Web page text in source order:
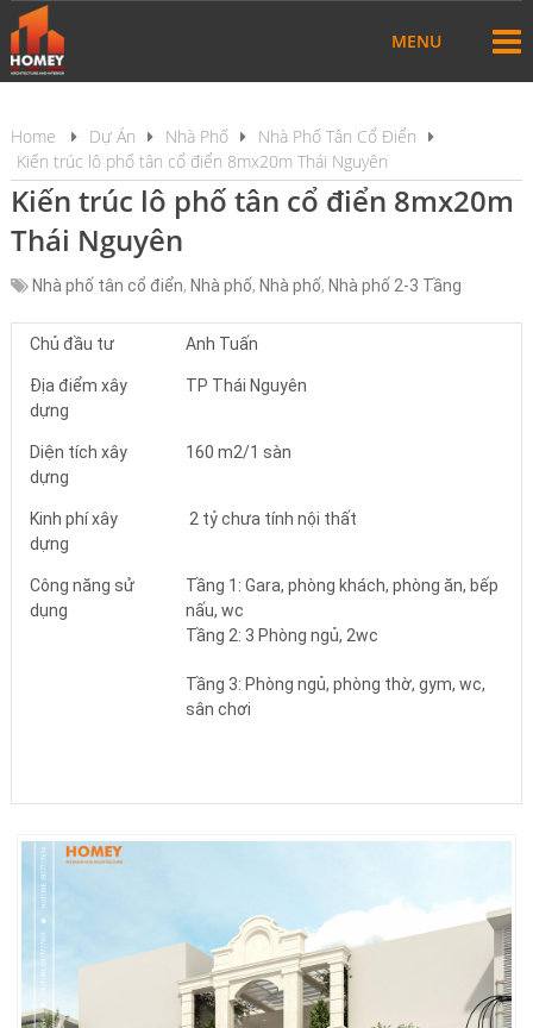
MENU
Home Dự Án Nhà Phố
Nhà Phố Tân Cổ Điển
Kiến trúc lô phố tân cổ điển 8mx20m Thái Nguyên
Kiến trúc lô phố tân cổ điển 8mx20m
Thái Nguyên
Nhà phố tân cổ điển, Nhà phố, Nhà phố, Nhà phố 2-3 Tầng
Chủ đầu tư Anh Tuấn
Địa điểm xây
dựng
TP Thái Nguyên
Diện tích xây
dựng
160 m2/1 sàn
Kinh phí xây
dựng
2 tỷ chưa tính nội thất
Công năng sử
dụng
Tầng 1: Gara, phòng khách, phòng ăn, bếp
nấu, wc
Tầng 2: 3 Phòng ngủ, 2wc
Tầng 3: Phòng ngủ, phòng thờ, gym, wc,
sân chơi